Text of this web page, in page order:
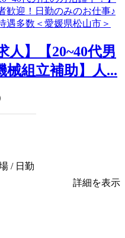
人】【20~40代男
械組立補助】人...
/ 日勤
詳細を表示